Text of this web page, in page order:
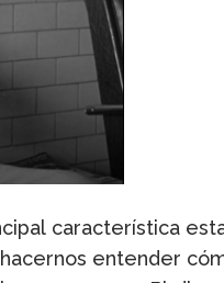
característica
entender